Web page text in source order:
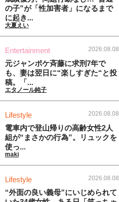
の子”が「性加害者」になるまで
に起き...
大夏えい
Entertainment 2026.08.08
元ジャンポケ斉藤に求刑7年で
も、妻は翌日に“楽しすぎた“と投
稿。「...
エタノール純子
Lifestyle 2026.08.08
電車内で登山帰りの高齢女性2人
組が“まさかの行為”。リュックを
使っ...
maki
Lifestyle 2026.08.08
“外面の良い義母”にいじめられて